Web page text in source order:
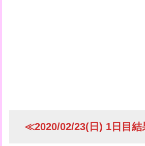
≪2020/02/23(日) 1日目